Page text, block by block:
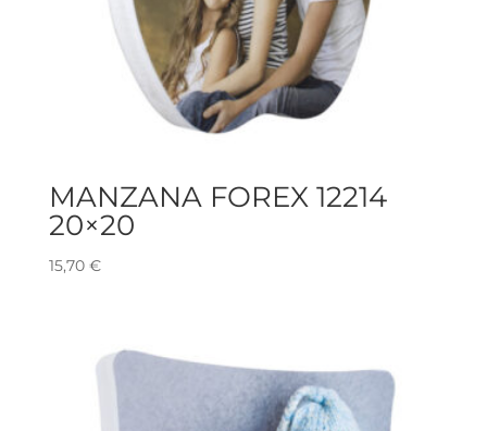
MANZANA FOREX 12214
20×20
15,70 €